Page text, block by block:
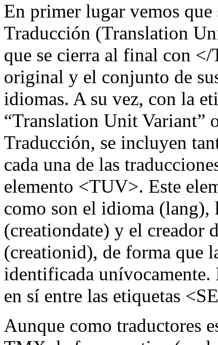
En primer lugar vemos que
Traducción (Translation
que se cierra al final con
original y el conjunto de
idiomas. A su vez, con la
“Translation Unit Variant”
Traducción, se incluyen
cada una de las
elemento <TUV>. Este
como son el idioma (lang),
(creationdate) y el creador
(creationid), de forma que
identificada unívocamente.
en sí entre las etiquetas
Aunque como traductores